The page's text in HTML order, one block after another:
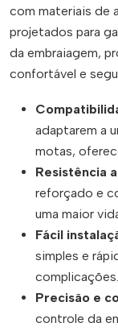
com materiais de
projetados para
da embraiagem,
confortável e
adaptarem a
motas,
Resistência
reforçado e
uma maior
Fácil
simples e
complicações.
Precisão e
controle da